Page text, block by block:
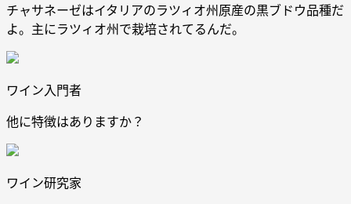
チャサネーゼはイタリアのラツィオ州原産の黒ブドウ品種だ
よ。主にラツィオ州で栽培されてるんだ。
ワイン入門者
他に特徴はありますか？
ワイン研究家